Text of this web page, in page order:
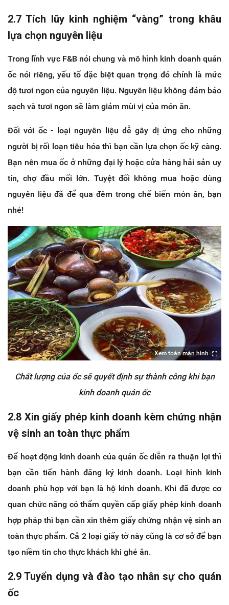
2.7 Tích lũy kinh nghiệm “vàng” trong khâu
lựa chọn nguyên liệu
Trong lĩnh vực F&B nói chung và mô hình kinh doanh quán
ốc nói riêng, yếu tố đặc biệt quan trọng đó chính là mức
độ tươi ngon của nguyên liệu. Nguyên liệu không đảm bảo
sạch và tươi ngon sẽ làm giảm mùi vị của món ăn.
Đối với ốc - loại nguyên liệu dễ gây dị ứng cho những
người bị rối loạn tiêu hóa thì bạn cần lựa chọn ốc kỹ càng.
Bạn nên mua ốc ở những đại lý hoặc cửa hàng hải sản uy
tín, chợ đầu mối lớn. Tuyệt đối không mua hoặc dùng
nguyên liệu đã để qua đêm trong chế biến món ăn, bạn
nhé!
Xem toàn màn hình
Chất lượng của ốc sẽ quyết định sự thành công khi bạn
kinh doanh quán ốc
2.8 Xin giấy phép kinh doanh kèm chứng nhận
vệ sinh an toàn thực phẩm
Để hoạt động kinh doanh của quán ốc diễn ra thuận lợi thì
bạn cần tiến hành đăng ký kinh doanh. Loại hình kinh
doanh phù hợp với bạn là hộ kinh doanh. Khi đã được cơ
quan chức năng có thẩm quyền cấp giấy phép kinh doanh
hợp pháp thì bạn cần xin thêm giấy chứng nhận vệ sinh an
toàn thực phẩm. Cả 2 loại giấy tờ này cũng là cơ sở để bạn
tạo niềm tin cho thực khách khi ghé ăn.
2.9 Tuyển dụng và đào tạo nhân sự cho quán
ốc